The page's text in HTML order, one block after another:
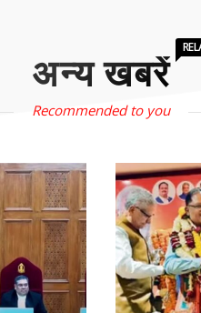
अन्य खबरें
Recommended to you